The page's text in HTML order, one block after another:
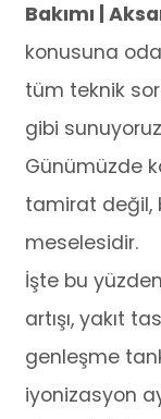
Bakımı |
konusuna
tüm teknik
gibi
Günümüzde
tamirat değil,
meselesidir.
İşte bu
artışı, yakıt
genleşme
iyonizasyon